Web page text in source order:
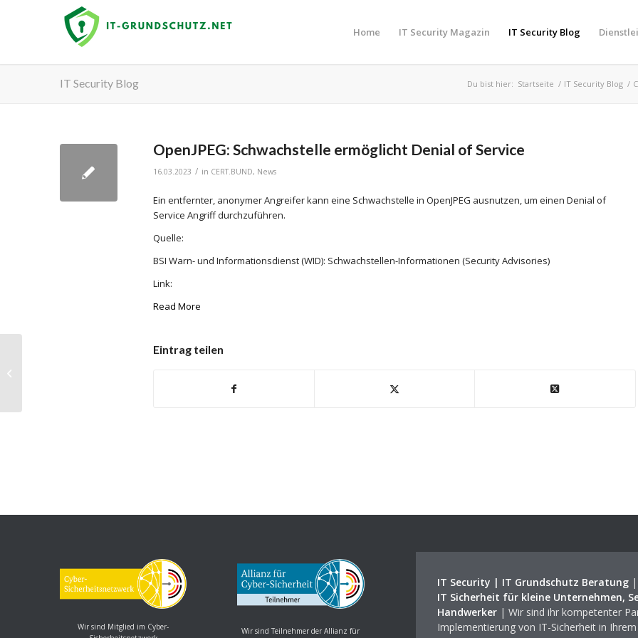
Home IT Security Magazin IT Security Blog
IT Security Blog Du bist hier: Startseite / IT Security Blog /
OpenJPEG: Schwachstelle ermöglicht Denial of Service
16.03.2023 / in CERT.BUND, News
Ein entfernter, anonymer Angreifer kann eine Schwachstelle in OpenJPEG ausnutzen, um einen Denial of
Service Angriff durchzuführen.
Quelle:
BSI Warn- und Informationsdienst (WID): Schwachstellen-Informationen (Security Advisories)
Link:
Read More
Eintrag teilen
Wir sind Mitglied im Cyber-
Wir sind Teilnehmer der Allianz für
IT Security | IT Grundschutz Beratung|
IT Sicherheit für kleine Unternehmen,
Handwerker| Wir sind ihr kompetenter
Implementierung von IT-Sicherheit in